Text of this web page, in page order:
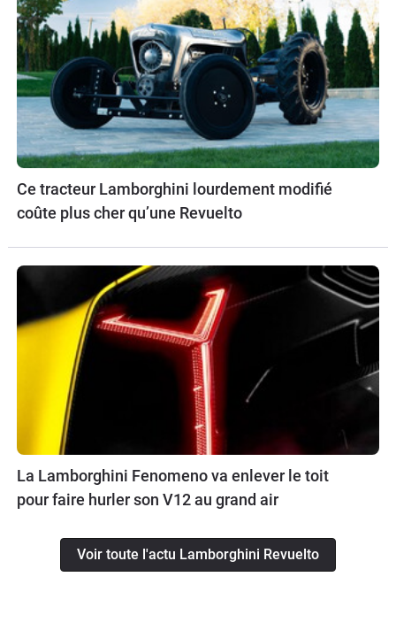
Ce tracteur Lamborghini lourdement modifié
coûte plus cher qu’une Revuelto
La Lamborghini Fenomeno va enlever le toit
pour faire hurler son V12 au grand air
Voir toute l'actu Lamborghini Revuelto